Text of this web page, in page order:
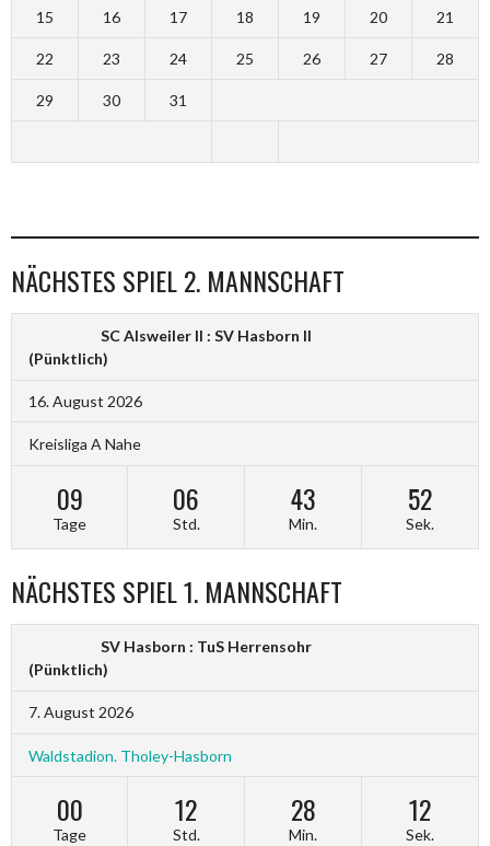
15 16 17 18 19 20 21
22 23 24 25 26 27 28
29 30 31
NÄCHSTES SPIEL 2. MANNSCHAFT
SC Alsweiler II : SV Hasborn II
(Pünktlich)
16. August 2026
Kreisliga A Nahe
09
Tage
06
Std.
43
Min.
52
Sek.
NÄCHSTES SPIEL 1. MANNSCHAFT
SV Hasborn : TuS Herrensohr
(Pünktlich)
7. August 2026
Waldstadion. Tholey-Hasborn
00
Tage
12
Std.
28
Min.
12
Sek.